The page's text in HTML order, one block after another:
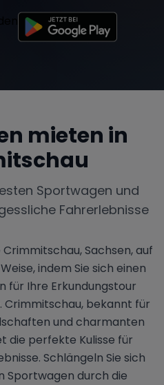
mieten in
Sportwagen und
Fahrerlebnisse
Sachsen, auf
indem Sie sich einen
für Ihre Erkundungstour
Crimmitschau, bekannt für
und charmanten
die perfekte Kulisse für
Schlängeln Sie sich
Sportwagen durch die